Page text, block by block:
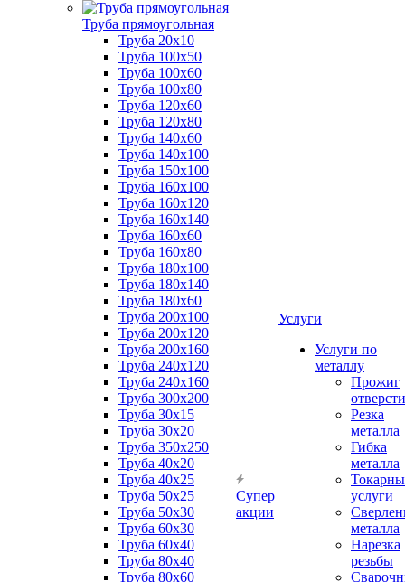
Труба прямоугольная
Труба 20x10
Труба 100x50
Труба 100x60
Труба 100x80
Труба 120x60
Труба 120x80
Труба 140x60
Труба 140x100
Труба 150x100
Труба 160x100
Труба 160x120
Труба 160x140
Труба 160x60
Труба 160x80
Труба 180x100
Труба 180x140
Труба 180x60
Труба 200x100
Труба 200x120
Труба 200x160
Труба 240x120
Труба 240x160
Труба 300x200
Труба 30x15
Труба 30x20
Труба 350x250
Труба 40x20
Труба 40x25
Труба 50x25
Труба 50x30
Труба 60x30
Труба 60x40
Труба 80x40
Труба 80x60
Супер
акции
Услуги
Услуги по
металлу
Прожиг
Резка
металла
Гибка
металла
услуги
металла
Нарезка
резьбы